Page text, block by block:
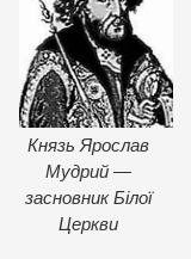
Князь Ярослав
Мудрий —
засновник Білої
Церкви